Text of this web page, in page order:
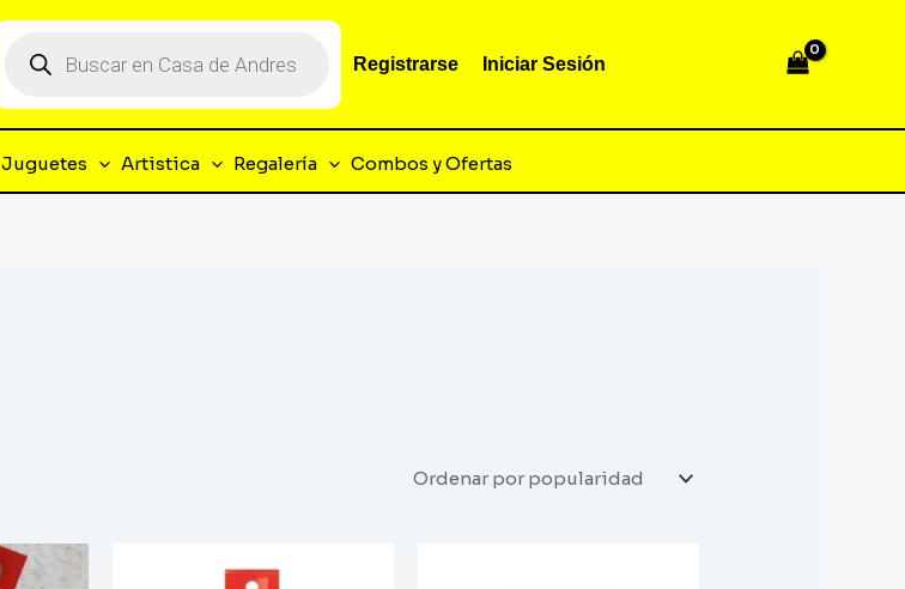
productos
Registrarse Iniciar Sesión
Juguetes Artistica Regalería Combos y Ofertas